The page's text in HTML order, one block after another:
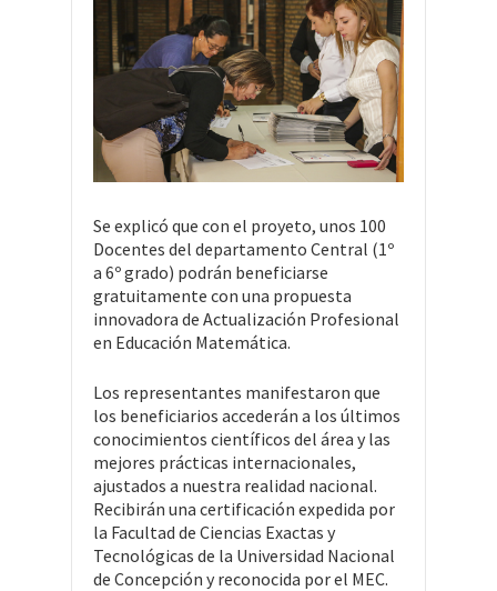
Se explicó que con el proyeto, unos 100
Docentes del departamento Central (1º
a 6º grado) podrán beneficiarse
gratuitamente con una propuesta
innovadora de Actualización Profesional
en Educación Matemática.
Los representantes manifestaron que
los beneficiarios accederán a los últimos
conocimientos científicos del área y las
mejores prácticas internacionales,
ajustados a nuestra realidad nacional.
Recibirán una certificación expedida por
la Facultad de Ciencias Exactas y
Tecnológicas de la Universidad Nacional
de Concepción y reconocida por el MEC.